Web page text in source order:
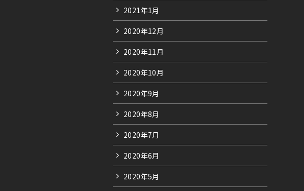
2021年1月
2020年12月
2020年11月
2020年10月
2020年9月
2020年8月
2020年7月
2020年6月
2020年5月